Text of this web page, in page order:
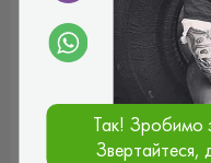
Поки немає
Написати
Ім'я*
Так! Зробимо
Звертайтеся,